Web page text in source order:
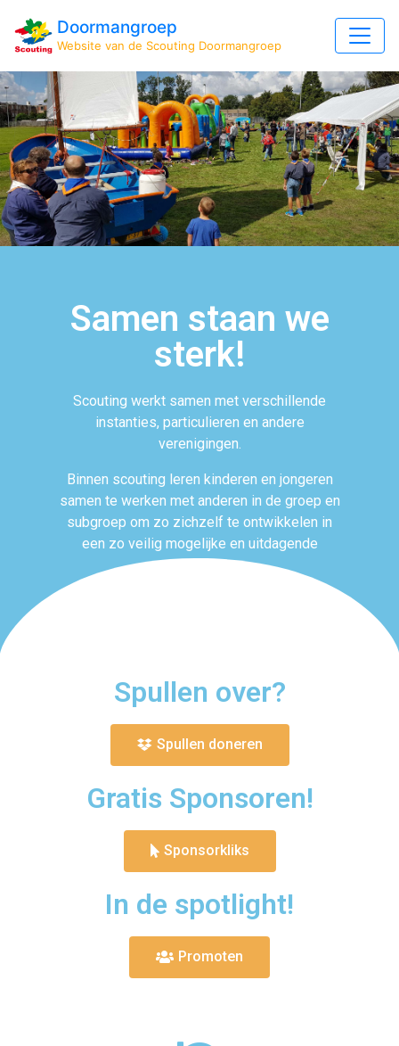
Doormangroep
Website van de Scouting Doormangroep
Samen staan we
sterk!
Scouting werkt samen met verschillende
instanties, particulieren en andere
verenigingen.
Binnen scouting leren kinderen en jongeren
samen te werken met anderen in de groep en
subgroep om zo zichzelf te ontwikkelen in
een zo veilig mogelijke en uitdagende
omgeving.
Spullen over?
Spullen doneren
Gratis Sponsoren!
Sponsorkliks
In de spotlight!
Promoten